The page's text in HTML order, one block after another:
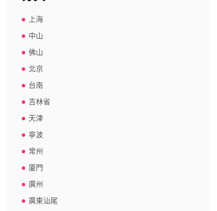
上海
中山
佛山
北京
台南
吉林省
天津
寧波
常州
廈門
廣州
廣東汕尾